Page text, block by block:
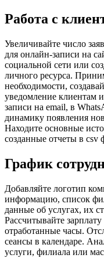
Работа с
Увеличивайте число
для онлайн-записи на
социальной сети или
личного ресурса.
необходимости,
уведомление клиентам
записи на email, в
динамику появления
Находите основные
созданные отчеты в csv
График
Добавляйте логотип
информацию, список
данные об услугах, их
Рассчитывайте
отработанные часы.
сеансы в календаре.
услуги, филиала или